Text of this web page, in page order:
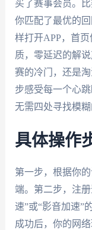
买了赛事会员。
你匹配了最优的
样打开APP，首
质，零延迟的解
赛的冷门，还是
步感受每一个心
无需四处寻找模糊
具体操作
第一步，根据你
端。第二步，注
速”或“影音加速”
成功后，你的网